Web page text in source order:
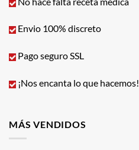
Envio 100% discreto
Pago seguro SSL
¡Nos encanta lo que hacemos!
MÁS VENDIDOS